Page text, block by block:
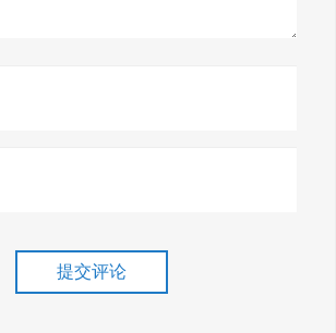
巧介绍！
提交评论